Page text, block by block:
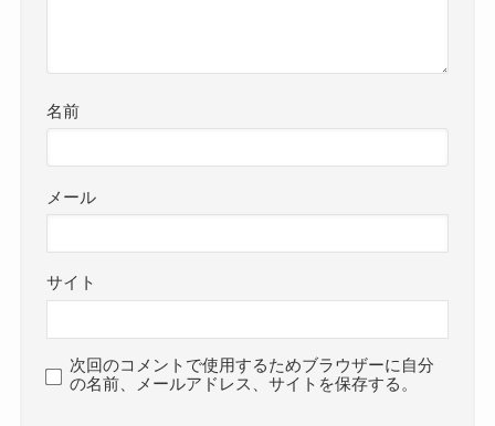
名前
メール
サイト
次回のコメントで使用するためブラウザーに自分
の名前、メールアドレス、サイトを保存する。